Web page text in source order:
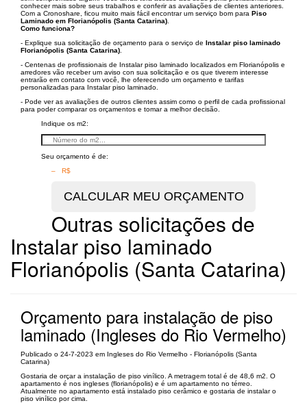
conhecer mais sobre seus trabalhos e conferir as avaliações de clientes anteriores.
Com a Cronoshare, ficou muito mais fácil encontrar um serviço bom para Piso
Laminado em Florianópolis (Santa Catarina)
Como funciona?
- Explique sua solicitação de orçamento para o serviço de Instalar piso laminado
Florianópolis (Santa Catarina)
- Centenas de profissionais de Instalar piso laminado localizados em Florianópolis e
arredores vão receber um aviso con sua solicitação e os que tiverem interesse
entrarão em contato com você, lhe oferecendo um orçamento e tarifas
personalizadas para Instalar piso laminado.
- Pode ver as avaliações de outros clientes assim como o perfil de cada profissional
para poder comparar os orçamentos e tomar a melhor decisão.
Indique os m2:
Seu orçamento é de:
– R$
Outras solicitações de
Instalar piso laminado
Florianópolis (Santa Catarina)
Orçamento para instalação de piso
laminado (Ingleses do Rio Vermelho)
Publicado o 24-7-2023 em Ingleses do Rio Vermelho - Florianópolis (Santa
Catarina)
Gostaria de orçar a instalação de piso vinílico. A metragem total é de 48,6 m2. O
apartamento é nos ingleses (florianópolis) e é um apartamento no térreo.
Atualmente no apartamento está instalado piso cerâmico e gostaria de instalar o
piso vinílico por cima.